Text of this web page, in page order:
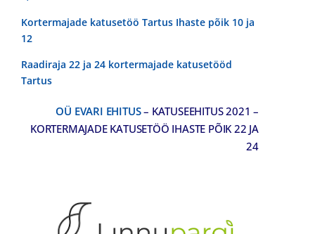
Kortermajade katusetöö Tartus Ihaste põik 10 ja
12
Raadiraja 22 ja 24 kortermajade katusetööd
Tartus
OÜ EVARI EHITUS– KATUSEEHITUS 2021 –
KORTERMAJADE KATUSETÖÖ IHASTE PÕIK 22 JA
24